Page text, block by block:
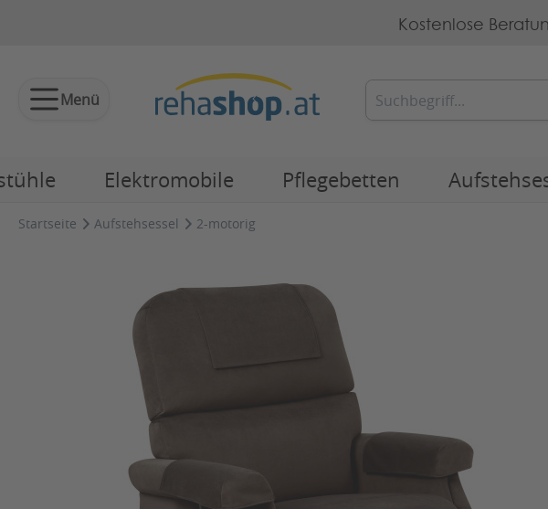
Kostenlose
Menü
Elektromobile Pflegebetten
Startseite Aufstehsessel 2-motorig